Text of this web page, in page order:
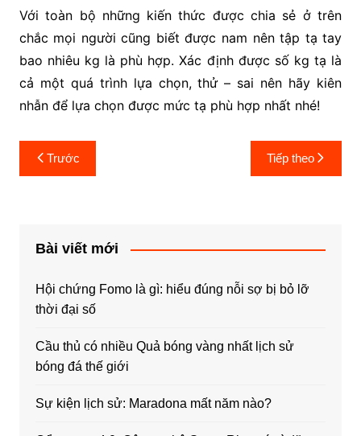
Với toàn bộ những kiến thức được chia sẻ ở trên
chắc mọi người cũng biết được nam nên tập tạ tay
bao nhiêu kg là phù hợp. Xác định được số kg tạ là
cả một quá trình lựa chọn, thử – sai nên hãy kiên
nhẫn để lựa chọn được mức tạ phù hợp nhất nhé!
Điều
hướng
Trước Tiếp theo
Bài viết mới
Hội chứng Fomo là gì: hiểu đúng nỗi sợ bị bỏ lỡ
thời đại số
Cầu thủ có nhiều Quả bóng vàng nhất lịch sử
bóng đá thế giới
Sự kiện lịch sử: Maradona mất năm nào?